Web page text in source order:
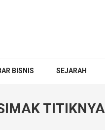
BISNIS SEJARAH
TITIKNYA